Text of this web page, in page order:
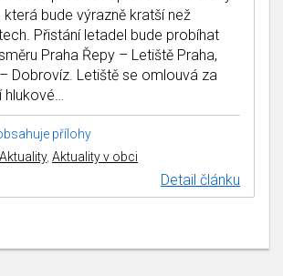
která bude výrazně kratší než
Přistání letadel bude probíhat
Praha Řepy – Letiště Praha,
Dobrovíz. Letiště se omlouvá za
přílohy
Aktuality, Aktuality v obci
Detail článku